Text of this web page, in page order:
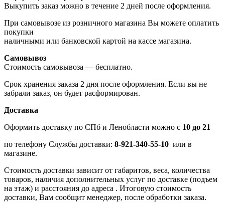
Выкупить заказ можно в течение 2 дней после оформления.
При самовывозе из розничного магазина Вы можете оплатить
покупки
наличными или банковской картой на кассе магазина.
Самовывоз
Стоимость самовывоза — бесплатно.
Срок хранения заказа 2 дня после оформления. Если вы не
забрали заказ, он будет расформирован.
Доставка
Оформить доставку по СПб и Ленобласти можно с 10 до 21
по телефону Службы доставки: 8-921-340-55-10 или в
магазине.
Стоимость доставки зависит от габаритов, веса, количества
товаров, наличия дополнительных услуг по доставке (подъем
на этаж) и расстояния до адреса . Итоговую стоимость
доставки, Вам сообщит менеджер, после обработки заказа.